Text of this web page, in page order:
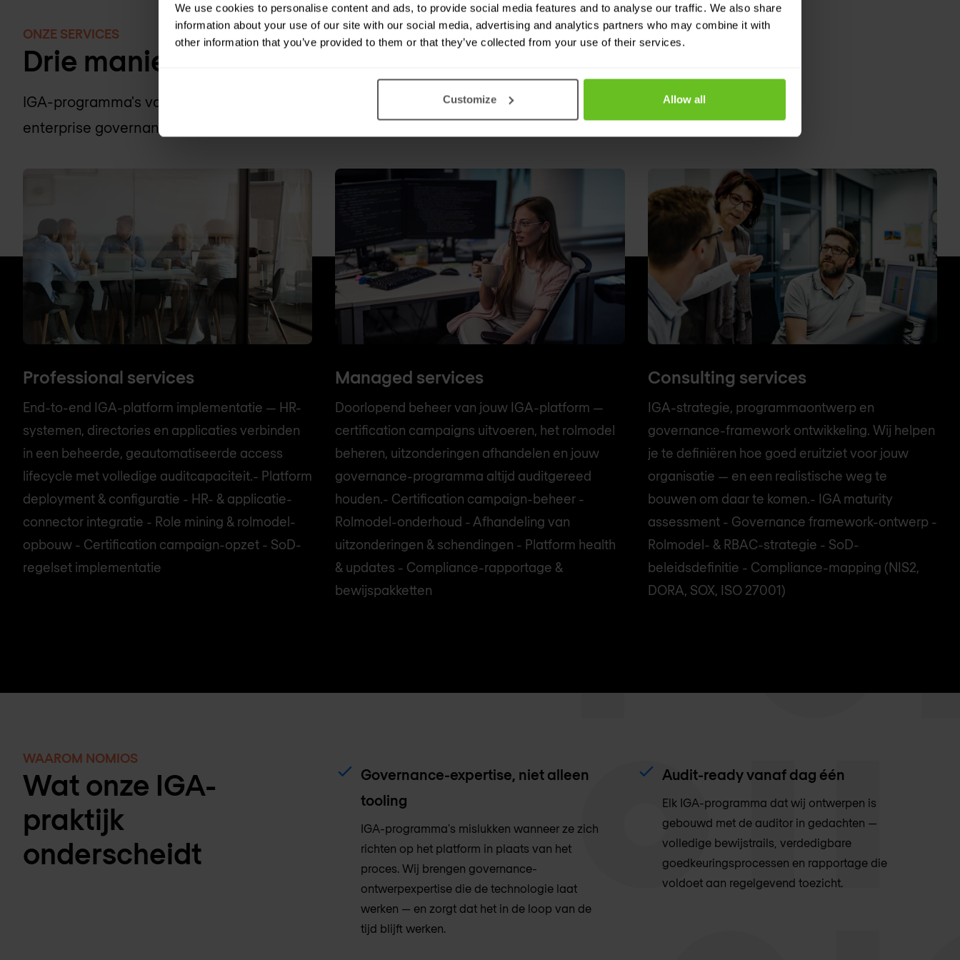
We use cookies to personalise content and ads, to provide social media features and to analyse our traffic. We also share
information about your use of our site with our social media, advertising and analytics partners who may combine it with
other information that you’ve provided to them or that they’ve collected from your use of their services.
Customize Allow all
ONZE SERVICES
Drie manieren van samenwerken
IGA-programma's variëren van compliance-gedreven quick wins tot volledige
enterprise governance-transformaties. Wij schalen naar wat jij nodig hebt.
Professional services
End-to-end IGA-platform implementatie — HR-
systemen, directories en applicaties verbinden
in een beheerde, geautomatiseerde access
lifecycle met volledige auditcapaciteit.- Platform
deployment & configuratie - HR- & applicatie-
connector integratie - Role mining & rolmodel-
opbouw - Certification campaign-opzet - SoD-
regelset implementatie
Managed services
Doorlopend beheer van jouw IGA-platform —
certification campaigns uitvoeren, het rolmodel
beheren, uitzonderingen afhandelen en jouw
governance-programma altijd auditgereed
houden.- Certification campaign-beheer -
Rolmodel-onderhoud - Afhandeling van
uitzonderingen & schendingen - Platform health
& updates - Compliance-rapportage &
bewijspakketten
Consulting services
IGA-strategie, programmaontwerp en
governance-framework ontwikkeling. Wij helpen
je te definiëren hoe goed eruitziet voor jouw
organisatie — en een realistische weg te
bouwen om daar te komen.- IGA maturity
assessment - Governance framework-ontwerp -
Rolmodel- & RBAC-strategie - SoD-
beleidsdefinitie - Compliance-mapping (NIS2,
DORA, SOX, ISO 27001)
WAAROM NOMIOS
Wat onze IGA-
praktijk
onderscheidt
Governance-expertise, niet alleen
tooling
IGA-programma's mislukken wanneer ze zich
richten op het platform in plaats van het
proces. Wij brengen governance-
ontwerpexpertise die de technologie laat
werken — en zorgt dat het in de loop van de
tijd blijft werken.
Audit-ready vanaf dag één
Elk IGA-programma dat wij ontwerpen is
gebouwd met de auditor in gedachten —
volledige bewijstrails, verdedigbare
goedkeuringsprocessen en rapportage die
voldoet aan regelgevend toezicht.